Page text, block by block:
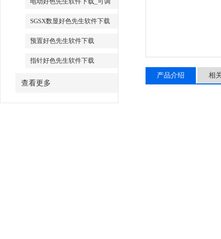
试电动好色先生软件下载
SGSX数显好色先生软件下载
_SGTS数显好色先生软件下载
预置好色先生软件下载
指针好色先生软件下载
查看更多
产品介绍 相